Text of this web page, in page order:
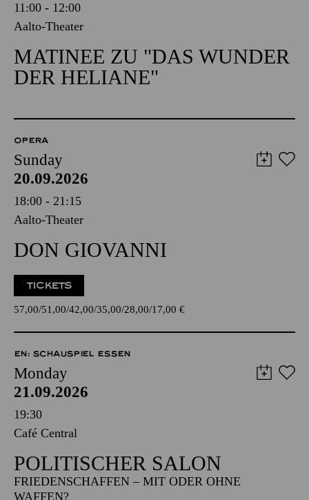
11:00 - 12:00
Aalto-Theater
MATINEE ZU "DAS WUNDER
DER HELIANE"
OPERA
Sunday
20.09.2026
18:00 - 21:15
Aalto-Theater
DON GIOVANNI
TICKETS
57,00 51,00 42,00 35,00 28,00 17,00 €
EN: SCHAUSPIEL ESSEN
Monday
21.09.2026
19:30
Café Central
POLITISCHER SALON
FRIEDENSCHAFFEN – MIT ODER OHNE
WAFFEN?